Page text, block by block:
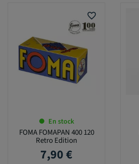
favorite_border
En stock
FOMA FOMAPAN 400 120
Retro Edition
Prix
7,90 €